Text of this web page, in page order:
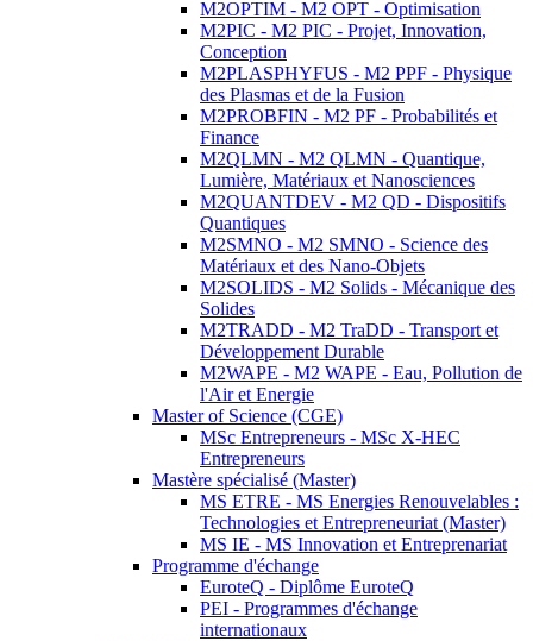
M2OPTIM - M2 OPT - Optimisation
M2PIC - M2 PIC - Projet, Innovation,
Conception
M2PLASPHYFUS - M2 PPF - Physique
des Plasmas et de la Fusion
M2PROBFIN - M2 PF - Probabilités et
Finance
M2QLMN - M2 QLMN - Quantique,
Lumière, Matériaux et Nanosciences
M2QUANTDEV - M2 QD - Dispositifs
Quantiques
M2SMNO - M2 SMNO - Science des
Matériaux et des Nano-Objets
M2SOLIDS - M2 Solids - Mécanique des
Solides
M2TRADD - M2 TraDD - Transport et
Développement Durable
M2WAPE - M2 WAPE - Eau, Pollution de
l'Air et Energie
Master of Science (CGE)
MSc Entrepreneurs - MSc X-HEC
Entrepreneurs
Mastère spécialisé (Master)
MS ETRE - MS Energies Renouvelables :
Technologies et Entrepreneuriat (Master)
MS IE - MS Innovation et Entreprenariat
Programme d'échange
EuroteQ - Diplôme EuroteQ
PEI - Programmes d'échange
internationaux